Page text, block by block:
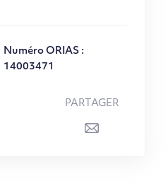
Numéro ORIAS :
14003471
PARTAGER